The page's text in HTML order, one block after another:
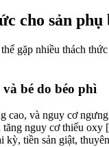
cho sản phụ
gặp nhiều thách
bé do béo phì
cao, và nguy cơ
tăng nguy cơ thiếu oxy
kỳ, tiền sản giật,